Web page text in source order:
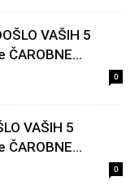
VAŠIH 5
ČAROBNE...
0
VAŠIH 5
ČAROBNE...
0